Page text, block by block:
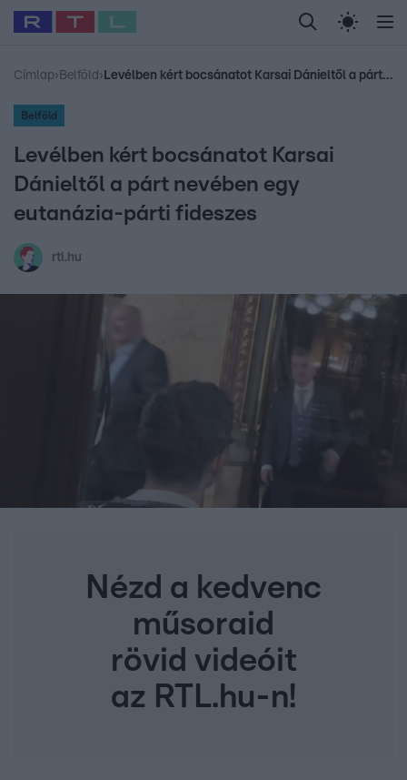
Legfrissebb RTL Híradó Randi Celeb vagyok,
Babits Marcella Most Wanted Gallusz
Címlap› Belföld › Levélben kért bocsánatot Karsai Dánieltől a párt nevében egy eutanázia-párti fideszes
Belföld
Levélben kért bocsánatot Karsai
Dánieltől a párt nevében egy
eutanázia-párti fideszes
rtl.hu
Nézd a kedvenc
műsoraid
rövid videóit
az RTL.hu-n!